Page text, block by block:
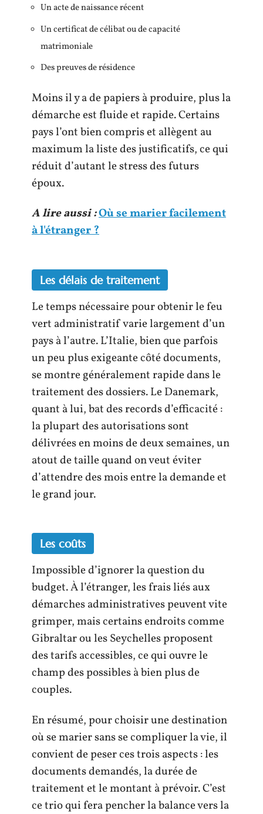
Un acte de naissance récent
Un certificat de célibat ou de capacité
matrimoniale
Des preuves de résidence
Moins il y a de papiers à produire, plus la
démarche est fluide et rapide. Certains
pays l’ont bien compris et allègent au
maximum la liste des justificatifs, ce qui
réduit d’autant le stress des futurs
époux.
A lire aussi :Où se marier facilement
à l'étranger ?
Les délais de traitement
Le temps nécessaire pour obtenir le feu
vert administratif varie largement d’un
pays à l’autre. L’Italie, bien que parfois
un peu plus exigeante côté documents,
se montre généralement rapide dans le
traitement des dossiers. Le Danemark,
quant à lui, bat des records d’efficacité :
la plupart des autorisations sont
délivrées en moins de deux semaines, un
atout de taille quand on veut éviter
d’attendre des mois entre la demande et
le grand jour.
Les coûts
Impossible d’ignorer la question du
budget. À l’étranger, les frais liés aux
démarches administratives peuvent vite
grimper, mais certains endroits comme
Gibraltar ou les Seychelles proposent
des tarifs accessibles, ce qui ouvre le
champ des possibles à bien plus de
couples.
En résumé, pour choisir une destination
où se marier sans se compliquer la vie, il
convient de peser ces trois aspects : les
documents demandés, la durée de
traitement et le montant à prévoir. C’est
ce trio qui fera pencher la balance vers la